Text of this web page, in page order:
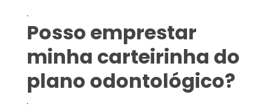
.
Posso emprestar
minha carteirinha do
plano odontológico?
.